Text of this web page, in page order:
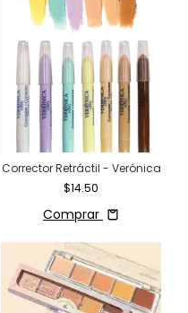
Corrector Retráctil - Verónica
$14.50
Comprar